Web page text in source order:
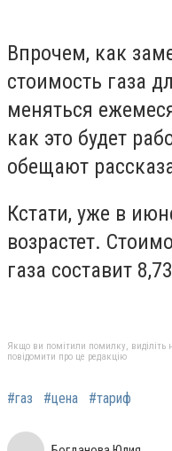
Впрочем, как
стоимость газа
меняться
как это будет
обещают
Кстати, уже в
возрастет.
газа составит
Якщо ви помітили помилку, виділіть
повідомити про це редакцію
#газ #цена #тариф